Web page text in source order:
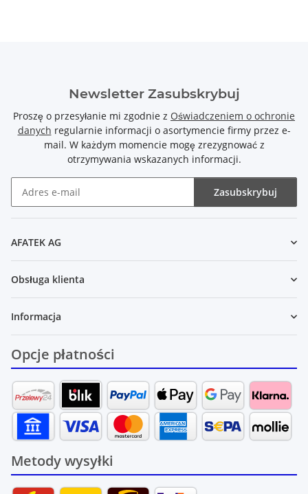
Newsletter Zasubskrybuj
Proszę o przesyłanie mi zgodnie z Oświadczeniem o ochronie
danych regularnie informacji o asortymencie firmy przez e-
mail. W każdym momencie mogę zrezygnować z
otrzymywania wskazanych informacji.
Zasubskrybuj
AFATEK AG
Obsługa klienta
Informacja
Opcje płatności
Metody wysyłki